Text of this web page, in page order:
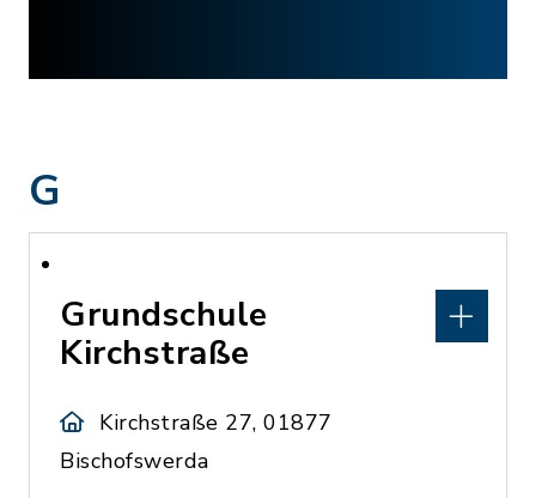
G
Grundschule
Kirchstraße
Kirchstraße 27, 01877
Bischofswerda